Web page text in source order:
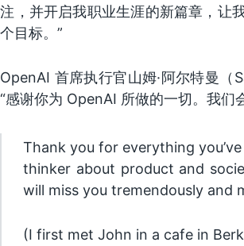
注，并开启我职业生涯的新篇章，让
个目标。”
OpenAI 首席执行官山姆·阿尔特曼（
“感谢你为 OpenAI 所做的一切。我们
Thank you for everything
thinker about product and
will miss you tremendously and
(I first met John in a cafe in